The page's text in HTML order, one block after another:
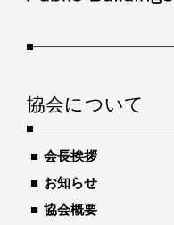
協会について
会長挨拶
お知らせ
協会概要